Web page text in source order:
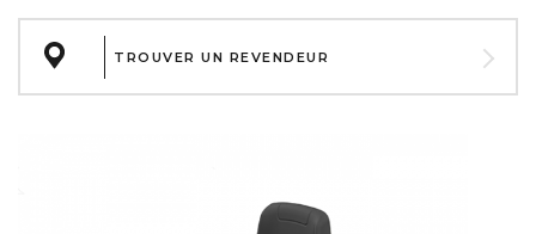
TROUVER UN REVENDEUR